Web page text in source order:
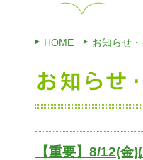
HOME お知らせ
【重要】8/12(金